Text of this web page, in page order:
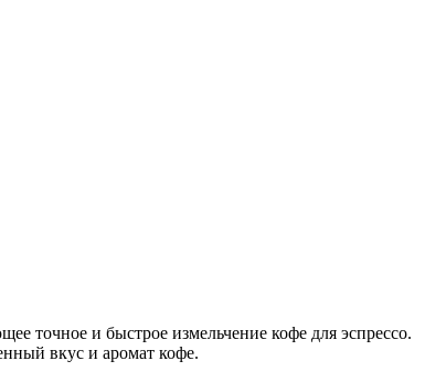
точное и быстрое измельчение кофе для эспрессо.
вкус и аромат кофе.